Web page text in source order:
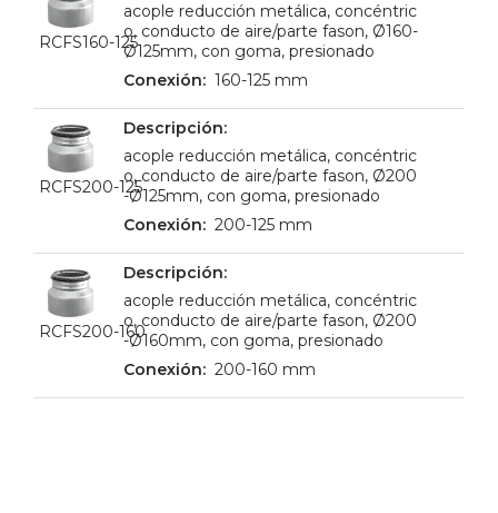
RCFS160-125
acople reducción metálica, concéntric
o, conducto de aire/parte fason, Ø160-
Ø125mm, con goma, presionado
160-125 mm
RCFS200-125
acople reducción metálica, concéntric
o, conducto de aire/parte fason, Ø200
-Ø125mm, con goma, presionado
200-125 mm
RCFS200-160
acople reducción metálica, concéntric
o, conducto de aire/parte fason, Ø200
-Ø160mm, con goma, presionado
200-160 mm